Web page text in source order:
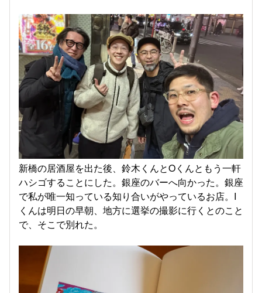
新橋の居酒屋を出た後、鈴木くんとOくんともう一軒
ハシゴすることにした。銀座のバーへ向かった。銀座
で私が唯一知っている知り合いがやっているお店。I
くんは明日の早朝、地方に選挙の撮影に行くとのこと
で、そこで別れた。